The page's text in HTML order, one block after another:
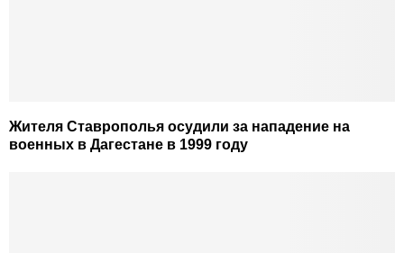
Жителя Ставрополья осудили за нападение на
военных в Дагестане в 1999 году